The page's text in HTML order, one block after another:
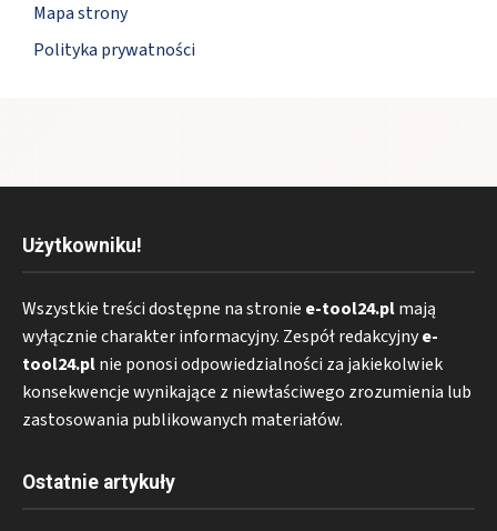
Mapa strony
Polityka prywatności
Użytkowniku!
Wszystkie treści dostępne na stronie e-tool24.plmają
wyłącznie charakter informacyjny. Zespół redakcyjnye-
tool24.plnie ponosi odpowiedzialności za jakiekolwiek
konsekwencje wynikające z niewłaściwego zrozumienia lub
zastosowania publikowanych materiałów.
Ostatnie artykuły